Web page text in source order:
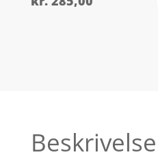
Beskrivelse